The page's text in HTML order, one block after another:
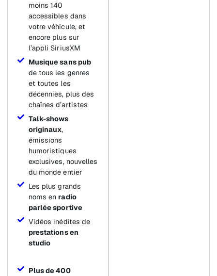
moins 140
accessibles dans
votre véhicule, et
encore plus sur
l’appli SiriusXM
Musique sans pub
de tous les genres
et toutes les
décennies, plus des
chaînes d’artistes
Talk-shows
originaux,
émissions
humoristiques
exclusives, nouvelles
du monde entier
Les plus grands
noms en radio
parlée sportive
Vidéos inédites de
prestations en
studio
Plus de 400